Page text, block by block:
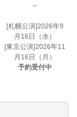
～
[札幌公演]2026年9
月16日（水）
[東京公演]2026年11
月16日（月）
予約受付中